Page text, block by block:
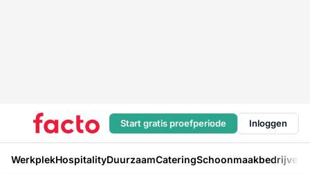
Start gratis proefperiode Inloggen
WerkplekHospitalityDuurzaamCateringSchoonmaakbedrijven